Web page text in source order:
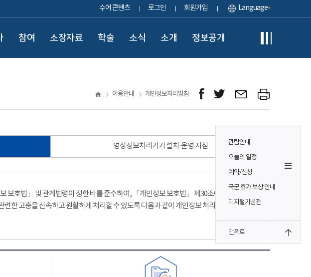
수어 콘텐츠 로그인 회원가입 Language
참여 소장자료 학술 소식 소개 정보공개
관람안내
오늘의 일정
예약/신청
국군 휴가 보상 안내
디지털기념관
맨위로
이용안내 개인정보처리방침
영상정보처리기기 설치·운영 지침
보호법」 및 관계법령이 정한 바를 준수하여, 「개인정보 보호법」 제30조에 따라
한 고충을 신속하고 원활하게 처리할 수 있도록 다음과 같이 개인정보 처리방침을